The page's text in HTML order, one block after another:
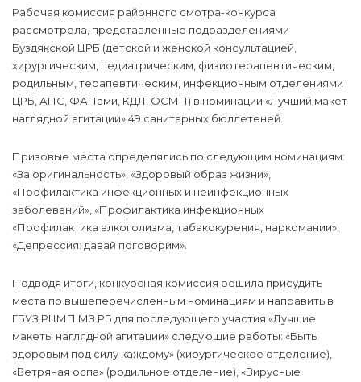
Рабочая комиссия районного смотра-конкурса
рассмотрела, представленные подразделениями
Буздякской ЦРБ (детской и женской консультацией,
хирургическим, педиатрическим, физиотерапевтическим,
родильным, терапевтическим, инфекционным отделениями
ЦРБ, АПС, ФАПами, КДЛ, ОСМП) в номинации «Лучший макет
наглядной агитации» 49 санитарных бюллетеней.
Призовые места определялись по следующим номинациям:
«За оригинальность», «Здоровый образ жизни»,
«Профилактика инфекционных и неинфекционных
заболеваний», «Профилактика инфекционных
«Профилактика алкоголизма, табакокурения, наркомании»,
«Депрессия: давай поговорим».
Подводя итоги, конкурсная комиссия решила присудить
места по вышеперечисленным номинациям и направить в
ГБУЗ РЦМП МЗ РБ для последующего участия «Лучшие
макеты наглядной агитации» следующие работы: «Быть
здоровым под силу каждому» (хирургическое отделение),
«Ветряная оспа» (родильное отделение), «Вирусные